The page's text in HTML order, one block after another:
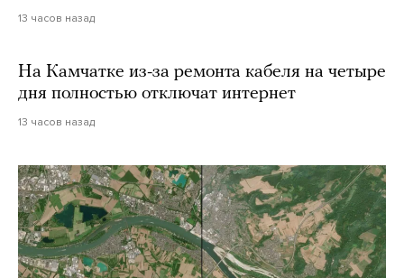
13 часов назад
На Камчатке из-за ремонта кабеля на четыре
дня полностью отключат интернет
13 часов назад